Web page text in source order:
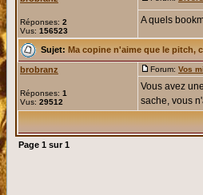
Réponses: 2
Vus: 156523
A quels
Sujet:Ma copine n'aime que le pitch,
brobranz
Réponses: 1
Vus: 29512
Forum: Vos
Vous avez
sache, vous
Page 1 sur1